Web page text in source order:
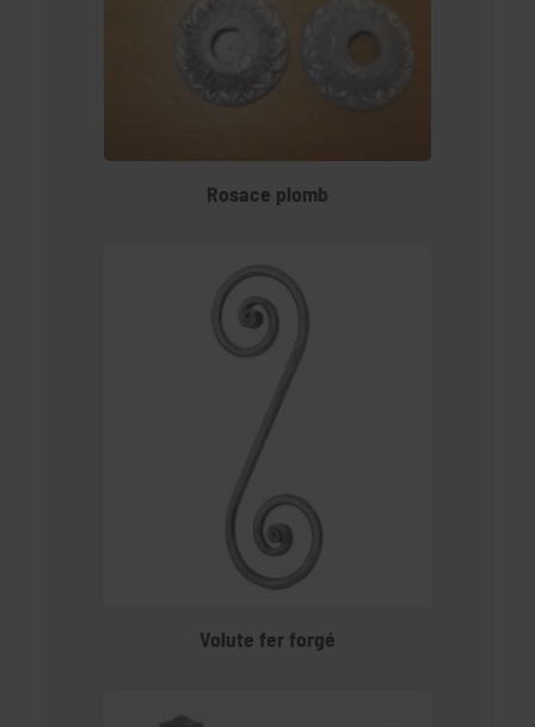
Rosace plomb
Volute fer forgé